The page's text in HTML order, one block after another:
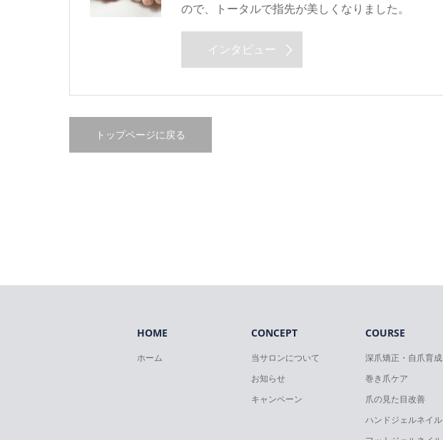
ので、トータルで指先が美しくなりました。
インタビュー
トップページに戻る
HOME
ホーム
CONCEPT
当サロンについて
お知らせ
キャンペーン
COURSE
深爪矯正・自爪育成
巻き爪ケア
爪の見た目改善
ハンドジェルネイル